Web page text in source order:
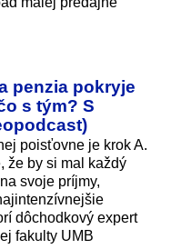
penzia pokryje
s tým? S
poisťovne je krok A.
že by si mal každý
svoje príjmy,
dôchodkový expert
fakulty UMB